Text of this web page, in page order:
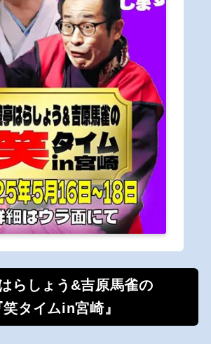
らしょう&吉原馬雀の
笑タイムin宮崎』